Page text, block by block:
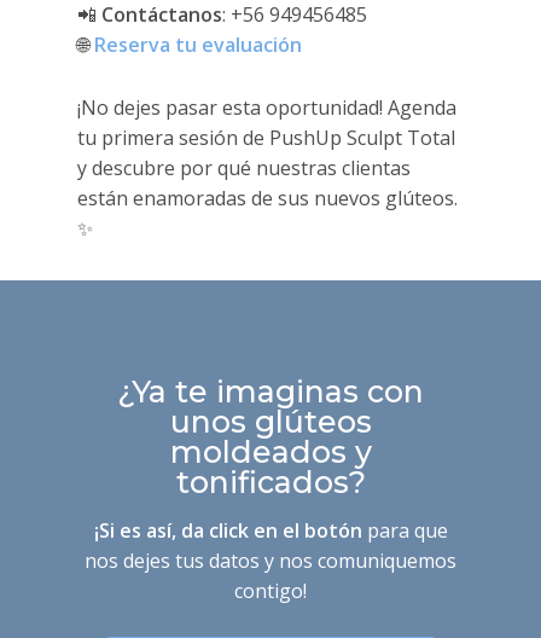
📲 Contáctanos: +56 949456485
🌐Reserva tu evaluación
¡No dejes pasar esta oportunidad! Agenda
tu primera sesión de PushUp Sculpt Total
y descubre por qué nuestras clientas
están enamoradas de sus nuevos glúteos.
✨
¿Ya te imaginas con
unos glúteos
moldeados y
tonificados?
¡Si es así, da click en el botón para que
nos dejes tus datos y nos comuniquemos
contigo!